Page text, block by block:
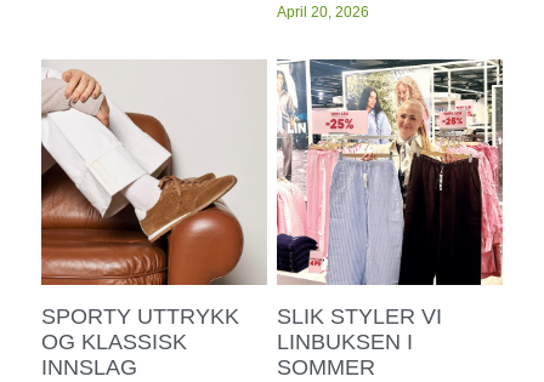
April 20, 2026
SPORTY UTTRYKK
OG KLASSISK
INNSLAG
SLIK STYLER VI
LINBUKSEN I
SOMMER